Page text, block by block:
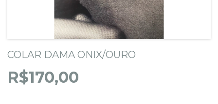
COLAR DAMA ONIX/OURO
R$170,00